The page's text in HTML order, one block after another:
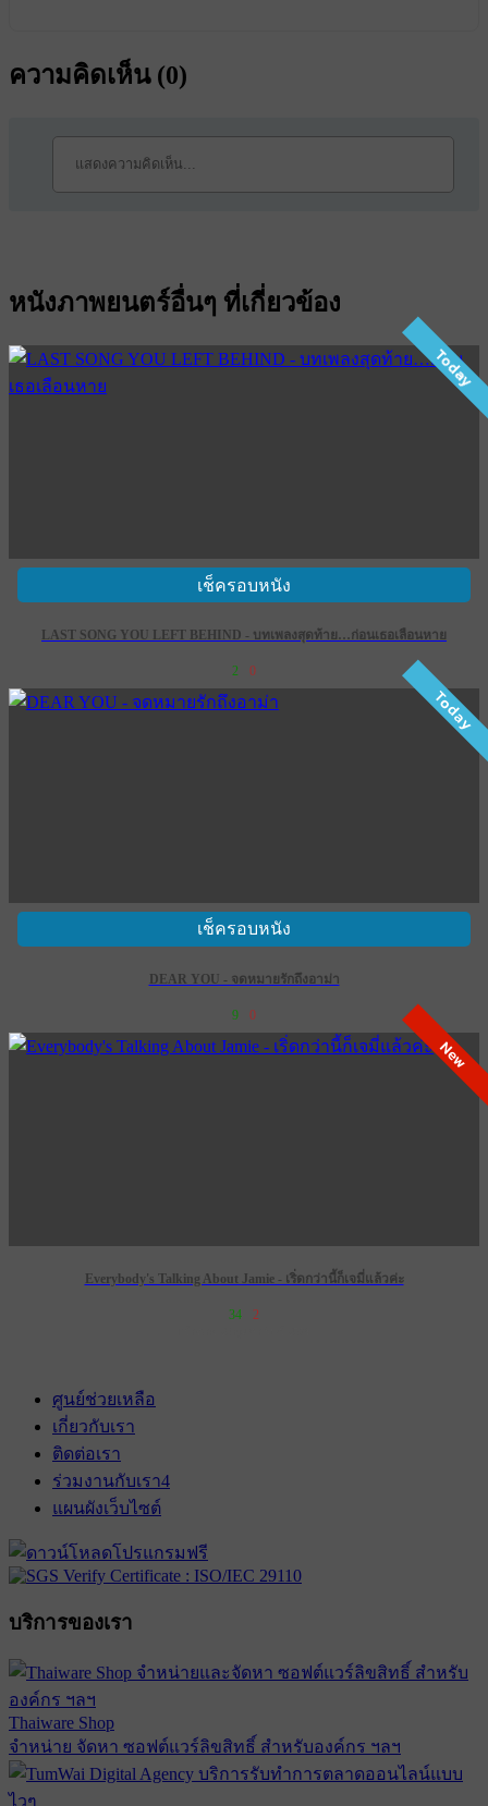
ความคิดเห็น (0)
หนังภาพยนตร์อื่นๆ ที่เกี่ยวข้อง
Today
เช็ครอบหนัง
LAST SONG YOU LEFT BEHIND - บทเพลงสุดท้าย…ก่อนเธอเลือนหาย
2 0
Today
เช็ครอบหนัง
DEAR YOU - จดหมายรักถึงอาม่า
9 0
New
Everybody's Talking About Jamie - เริ่ดกว่านี้ก็เจมี่แล้วค่ะ
34 2
ศูนย์ช่วยเหลือ
เกี่ยวกับเรา
ติดต่อเรา
ร่วมงานกับเรา4
แผนผังเว็บไซต์
บริการของเรา
Thaiware Shop
จำหน่าย จัดหา ซอฟต์แวร์ลิขสิทธิ์ สำหรับองค์กร ฯลฯ